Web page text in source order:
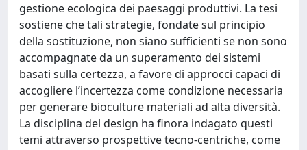
gestione ecologica dei paesaggi produttivi. La tesi
sostiene che tali strategie, fondate sul principio
della sostituzione, non siano sufficienti se non sono
accompagnate da un superamento dei sistemi
basati sulla certezza, a favore di approcci capaci di
accogliere l’incertezza come condizione necessaria
per generare bioculture materiali ad alta diversità.
La disciplina del design ha finora indagato questi
temi attraverso prospettive tecno-centriche, come